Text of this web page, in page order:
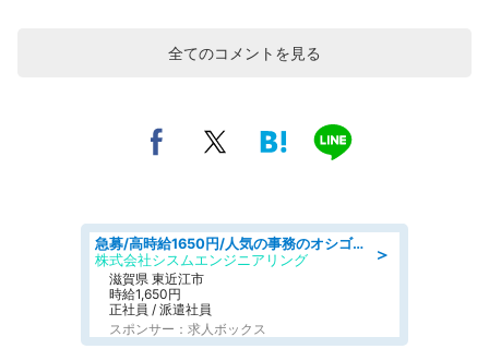
全てのコメントを見る
＞
急募/高時給1650円/人気の事務のオシゴト/各種社保完備/8時30分～の日勤/土日祝休み
株式会社シスムエンジニアリング
滋賀県 東近江市
時給1,650円
正社員 / 派遣社員
スポンサー：求人ボックス